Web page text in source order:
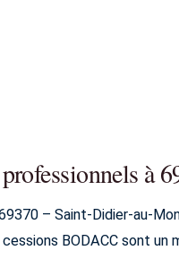
à
– Saint-Didier-au-
BODACC sont un